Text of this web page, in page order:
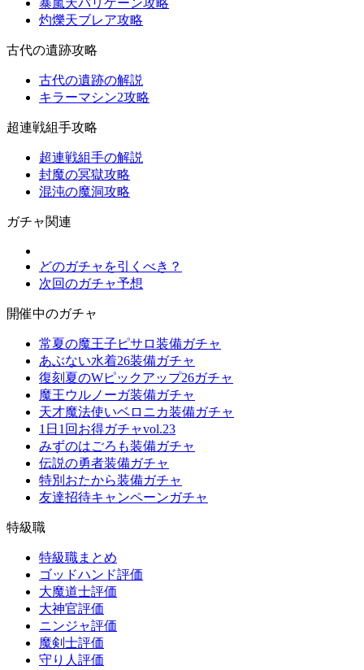
暴嵐天バリゲーン攻略
灼爍天ブレア攻略
古代の遺跡攻略
古代の遺跡の解説
キラーマシン2攻略
超連戦組手攻略
超連戦組手の解説
封魔の冥獄攻略
混沌の魔洞攻略
ガチャ関連
どのガチャを引くべき？
次回のガチャ予想
開催中のガチャ
常夏の魔王子ピサロ装備ガチャ
あぶない水着26装備ガチャ
復刻夏のWピックアップ26ガチャ
魔王ウルノーガ装備ガチャ
天才魔法使いベロニカ装備ガチャ
1日1回お得ガチャvol.23
みずのはごろも装備ガチャ
伝説の勇者装備ガチャ
特別おたから装備ガチャ
友達招待キャンペーンガチャ
特級職
特級職まとめ
ゴッドハンド評価
大魔道士評価
大神官評価
ニンジャ評価
魔剣士評価
守り人評価